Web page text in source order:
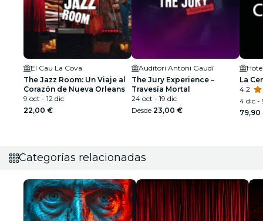
El Cau La Cova
The Jazz Room: Un Viaje al
Corazón de Nueva Orleans
9 oct - 12 dic
22,00 €
Auditori Antoni Gaudí
The Jury Experience –
Travesía Mortal
24 oct - 19 dic
Desde 23,00 €
La
4.2
4 dic -
79,90
Categorías relacionadas